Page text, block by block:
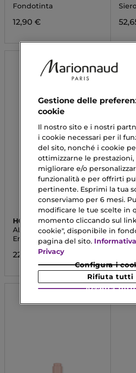
SERUM
Fondotinta
12,90 €
HOLIKA HOLIKA
ALOE SOOTHING
ESSENCE 90% EMULSION
Emulsione
22,90 €
Gestione delle
cookie
Il nostro sito e i nostri
i cookie necessari per il
del sito, nonché i cookie
ottimizzarne le prestazioni,
migliorare e/o
funzionalità e per offrirti
pertinente. Esprimi la tua
conserviamo per 6 mesi.
modificare le tue scelte in
momento cliccando sul
cookie", disponibile in
pagina del sito.
Privacy
Configura i
Rifiuta tutti
Accetta tutti